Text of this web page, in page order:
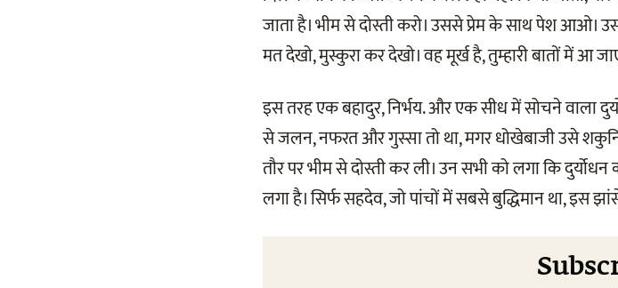
जाता है। भीम से दोस्ती करो। उससे प्रेम के साथ पेश
मत देखो, मुस्कुरा कर देखो। वह मूर्ख है, तुम्हारी बातों में आ
इस तरह एक बहादुर, निर्भय. और एक सीध में सोचने वाला
से जलन, नफरत और गुस्सा तो था, मगर धोखेबाजी उसे
तौर पर भीम से दोस्ती कर ली। उन सभी को लगा कि
लगा है। सिर्फ सहदेव, जो पांचों में सबसे बुद्धिमान था, इस